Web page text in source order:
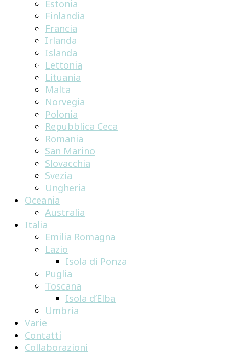
Estonia
Finlandia
Francia
Irlanda
Islanda
Lettonia
Lituania
Malta
Norvegia
Polonia
Repubblica Ceca
Romania
San Marino
Slovacchia
Svezia
Ungheria
Oceania
Australia
Italia
Emilia Romagna
Lazio
Isola di Ponza
Puglia
Toscana
Isola d’Elba
Umbria
Varie
Contatti
Collaborazioni